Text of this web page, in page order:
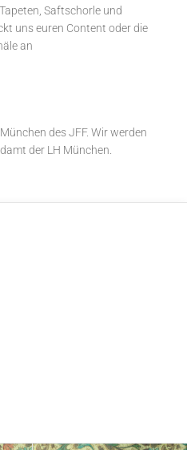
Saftschorle und
uns euren Content oder die
an
des JFF. Wir werden
der LH München.